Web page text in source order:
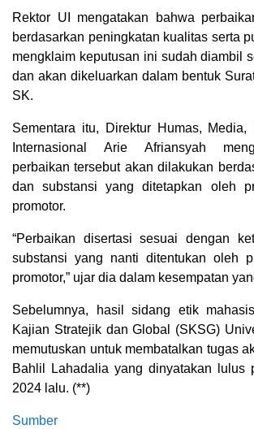
Rektor UI mengatakan bahwa
berdasarkan peningkatan kualitas serta
mengklaim keputusan ini sudah diambil
dan akan dikeluarkan dalam bentuk
SK.
Sementara itu, Direktur Humas, Media,
Internasional Arie Afriansyah
perbaikan tersebut akan dilakukan
dan substansi yang ditetapkan oleh
promotor.
“Perbaikan disertasi sesuai dengan
substansi yang nanti ditentukan oleh
promotor,” ujar dia dalam kesempatan
Sebelumnya, hasil sidang etik
Kajian Stratejik dan Global (SKSG)
memutuskan untuk membatalkan tugas
Bahlil Lahadalia yang dinyatakan lulus
2024 lalu. (**)
Sumber